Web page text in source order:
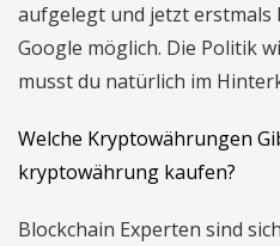
aufgelegt und jetzt erstmals
Google möglich. Die Politik
musst du natürlich im
Welche Kryptowährungen
kryptowährung kaufen?
Blockchain Experten sind